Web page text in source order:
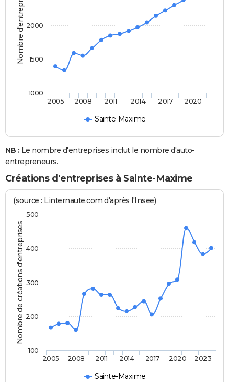
Nombre d'entreprises
Sainte-Maxime
2005 2008 2011 2014 2017 2020
1000
1500
2000
NB : Le nombre d'entreprises inclut le nombre d'auto-
entrepreneurs.
Créations d'entreprises à Sainte-Maxime
Nombre de créations d'entreprises
(source : Linternaute.com d'après l'Insee)
Sainte-Maxime
2005 2008 2011 2014 2017 2020 2023
100
200
300
400
500